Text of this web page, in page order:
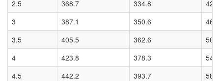
2.5
368.7 334.8
3
387.1 350.6
3.5
405.5 362.6
4
423.8 378.3
4.5
442.2 393.7